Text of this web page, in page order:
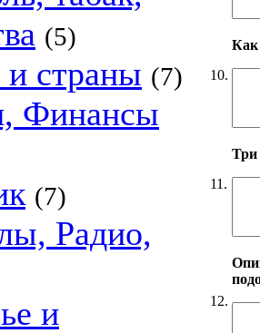
(5)
и страны (7)
Финансы
(7)
Радио,
и
10.
Как
11.
Три
12.